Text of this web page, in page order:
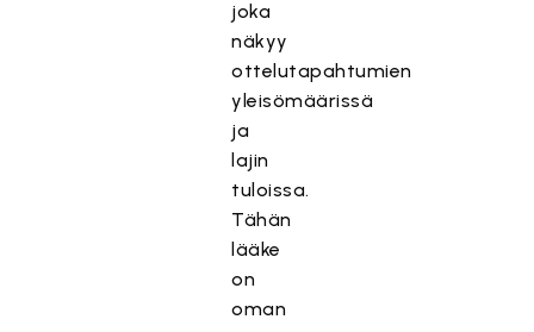
joka
näkyy
ottelutapahtumien
yleisömäärissä
ja
lajin
tuloissa.
Tähän
lääke
on
oman